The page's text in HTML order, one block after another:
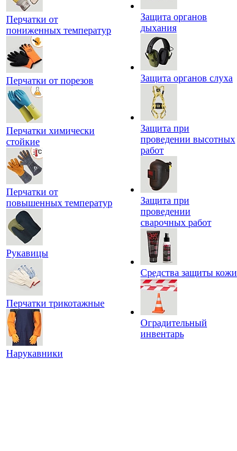
Перчатки от
пониженных температур
Перчатки от порезов
Перчатки химически
стойкие
Перчатки от
повышенных температур
Рукавицы
Перчатки трикотажные
Нарукавники
Защита органов
дыхания
Защита органов слуха
Защита при
проведении высотных
работ
Защита при
проведении
сварочных работ
Средства защиты кожи
Оградительный
инвентарь